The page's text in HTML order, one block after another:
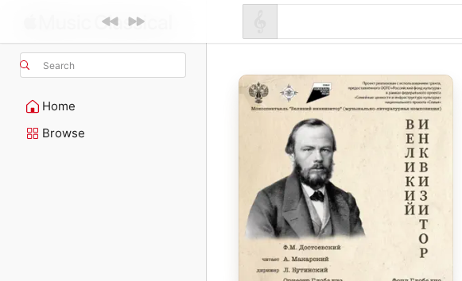
Search
Home
Browse